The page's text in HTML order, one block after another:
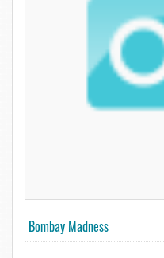
Bombay Madness